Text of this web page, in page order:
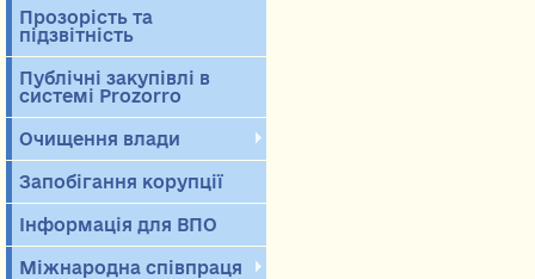
Прозорість та
підзвітність
Публічні закупівлі в
системі Prozorro
Очищення влади
Запобігання корупції
Інформація для ВПО
Міжнародна співпраця